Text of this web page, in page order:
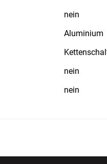
nein
Aluminium
nein
nein